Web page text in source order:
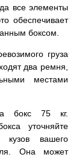
все элементы
обеспечивает
боксом.
груза
два ремня,
местами
бокс 75 кг.
уточняйте
кузов вашего
Она может